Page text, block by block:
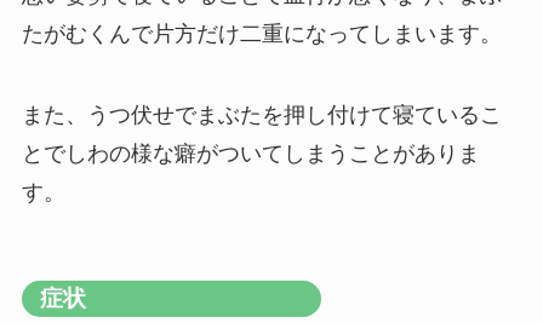
たがむくんで片方だけ二重になってしまいます。
また、うつ伏せでまぶたを押し付けて寝ているこ
とでしわの様な癖がついてしまうことがありま
す。
症状